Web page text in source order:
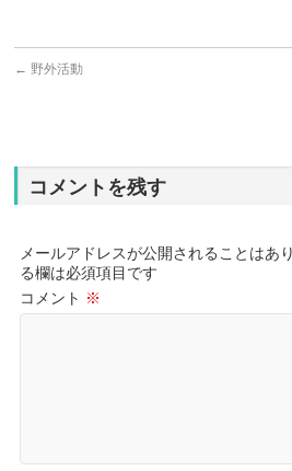
← 野外活動
コメントを残す
メールアドレスが公開されることはあ
る欄は必須項目です
コメント ※